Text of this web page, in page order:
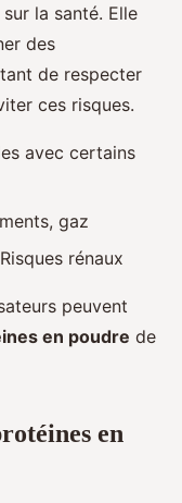
la santé. Elle
des
de respecter
ces risques.
avec certains
gaz
rénaux
peuvent
en poudre de
en